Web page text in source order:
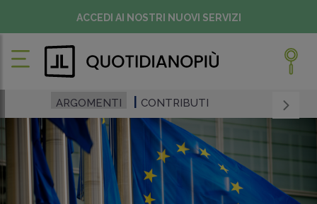
ACCEDI AI NOSTRI NUOVI SERVIZI
ARGOMENTI CONTRIBUTI